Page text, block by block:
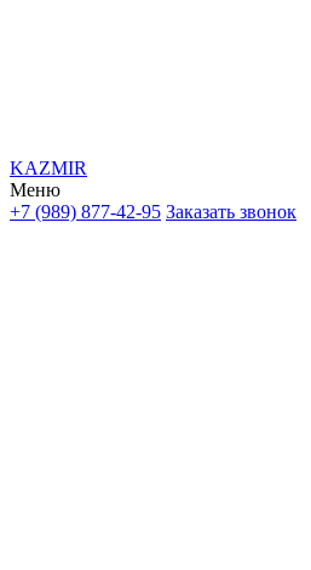
KAZMIR
Меню
+7 (989) 877-42-95 Заказать звонок